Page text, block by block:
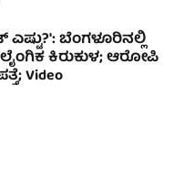
ಎಷ್ಟು?': ಬೆಂಗಳೂರಿನಲ್ಲಿ
ಕಿರುಕುಳ; ಆರೋಪಿ
Video